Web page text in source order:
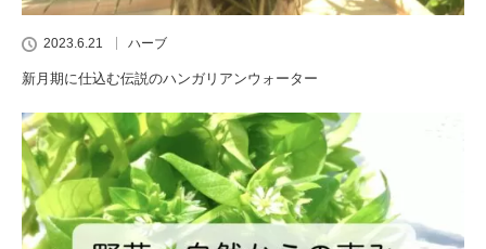
2023.6.21 ハーブ
新月期に仕込む伝説のハンガリアンウォーター